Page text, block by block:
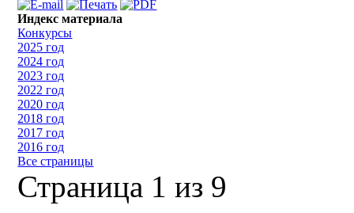
Индекс материала
Конкурсы
2025 год
2024 год
2023 год
2022 год
2020 год
2018 год
2017 год
2016 год
Все страницы
Страница 1 из 9